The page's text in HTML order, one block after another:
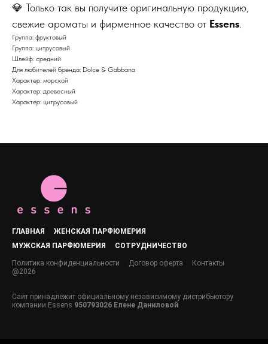
💎 Только так вы получите оригинальную продукцию,
свежие ароматы и фирменное качество от Essens
Группа: фруктовый
Группа: цитрусовый
Шлейф: средний
Для любителей бренда: Dolce & Gabbana
Характер: морской
Характер: древесный
Характер: цитрусовый
ГЛАВНАЯ
ЖЕНСКАЯ ПАРФЮМЕРИЯ
МУЖСКАЯ ПАРФЮМЕРИЯ
СОТРУДНИЧЕСТВО
Политика конфиденциальности Договор оферта
Контакты
@2026
Сайт принадлежит официальному независимому дистрибьютору
компании Essens 950793026 Елене Даниловой